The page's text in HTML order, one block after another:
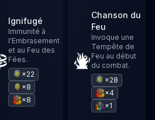
Ignifugé
Immunité à
l'Embrasement
et au Feu des
Fées.
×22
×8
×8
Chanson du
Feu
Invoque une
Tempête de
Feu au début
du combat.
×28
×4
×1